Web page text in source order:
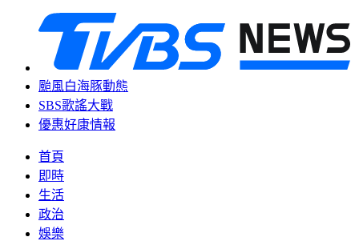
颱風白海豚動態
SBS歌謠大戰
優惠好康情報
首頁
即時
生活
政治
娛樂